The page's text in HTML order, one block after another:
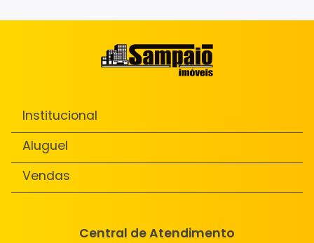
Institucional
Aluguel
Vendas
Central de Atendimento